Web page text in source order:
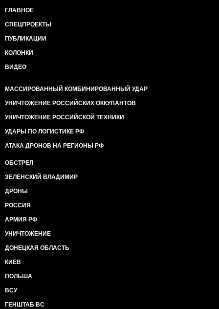
ГЛАВНОЕ
СПЕЦПРОЕКТЫ
ПУБЛИКАЦИИ
КОЛОНКИ
ВИДЕО
МАССИРОВАННЫЙ КОМБИНИРОВАННЫЙ УДАР
УНИЧТОЖЕНИЕ РОССИЙСКИХ ОККУПАНТОВ
УНИЧТОЖЕНИЕ РОССИЙСКОЙ ТЕХНИКИ
УДАРЫ ПО ЛОГИСТИКЕ РФ
АТАКА ДРОНОВ НА РЕГИОНЫ РФ
ОБСТРЕЛ
ЗЕЛЕНСКИЙ ВЛАДИМИР
ДРОНЫ
РОССИЯ
АРМИЯ РФ
УНИЧТОЖЕНИЕ
ДОНЕЦКАЯ ОБЛАСТЬ
КИЕВ
ПОЛЬША
ВСУ
ГЕНШТАБ ВС